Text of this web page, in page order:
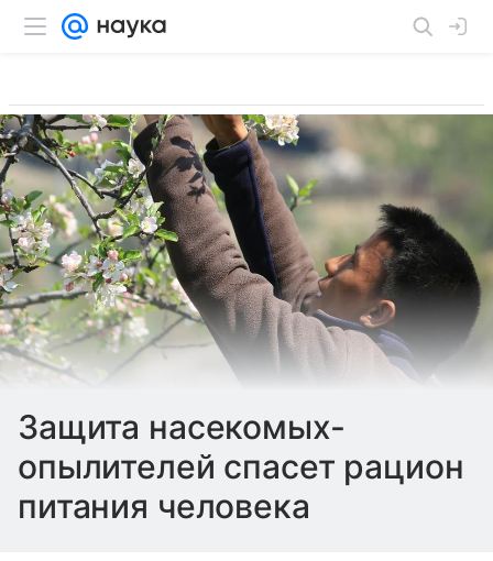
Защита насекомых-
опылителей спасет рацион
питания человека